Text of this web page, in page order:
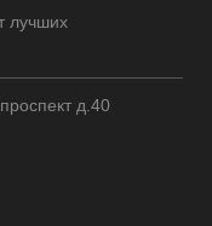
лучших
д.40